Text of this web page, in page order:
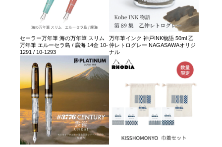
セーラー万年筆 海の万年筆 スリム
万年筆 エルーセラ島 / 腐海 14金 10-
1291 / 10-1293
万年筆インク 神戸INK物語 50ml 乙
仲レトログレー NAGASAWAオリジ
ナル